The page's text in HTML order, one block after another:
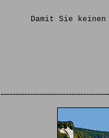
Damit Sie keinen